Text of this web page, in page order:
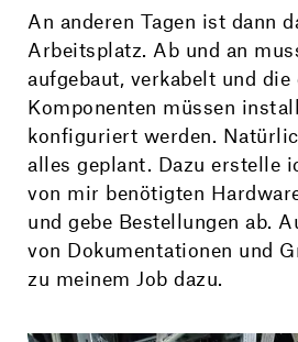
An anderen Tagen ist dann
Arbeits­platz. Ab und an
aufgebaut, verkabelt und die
Komponenten müssen
konfiguriert werden.
alles geplant. Dazu erstelle
von mir benötigten
und gebe Bestellungen ab.
von Dokumentationen und
zu meinem Job dazu.